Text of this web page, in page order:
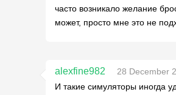
часто возникало желание
может, просто мне это не
alexfine982
28 December
И такие симуляторы иногда